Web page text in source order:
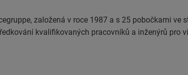
založená v roce 1987 a s 25 pobočkami ve
kvalifikovaných pracovníků a inženýrů pro